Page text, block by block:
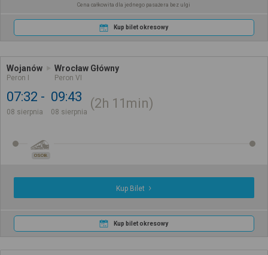
Cena całkowita dla jednego pasażera bez ulgi
Kup bilet okresowy
Wojanów
Peron I
Wrocław Główny
Peron VI
07:32
08 sierpnia
09:43
08 sierpnia
2h 11min
OSOB.
Kup Bilet
Kup bilet okresowy